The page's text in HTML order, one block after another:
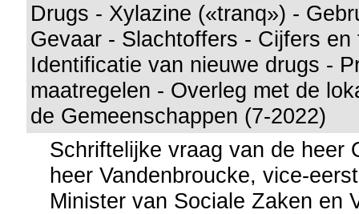
Drugs - Xylazine («tranq») -
Gevaar - Slachtoffers - Cijfers en
Identificatie van nieuwe drugs -
maatregelen - Overleg met de
de Gemeenschappen (7-2022)
Schriftelijke vraag van de heer
heer Vandenbroucke, vice-
Minister van Sociale Zaken en